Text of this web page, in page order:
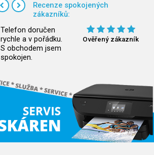
Recenze spokojených
zákazníků:
Telefon doručen
rychle a v pořádku.
S obchodem jsem
spokojen.
Ověřený zákazník